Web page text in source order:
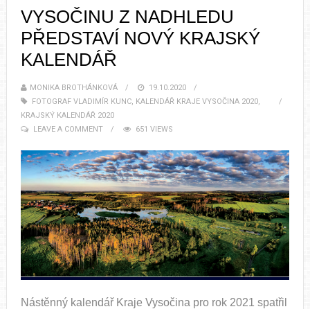
VYSOČINU Z NADHLEDU
PŘEDSTAVÍ NOVÝ KRAJSKÝ
KALENDÁŘ
MONIKA BROTHÁNKOVÁ
19.10.2020
FOTOGRAF VLADIMÍR KUNC, KALENDÁŘ KRAJE VYSOČINA 2020,
KRAJSKÝ KALENDÁŘ 2020
LEAVE A COMMENT
651 VIEWS
Nástěnný kalendář Kraje Vysočina pro rok 2021 spatřil